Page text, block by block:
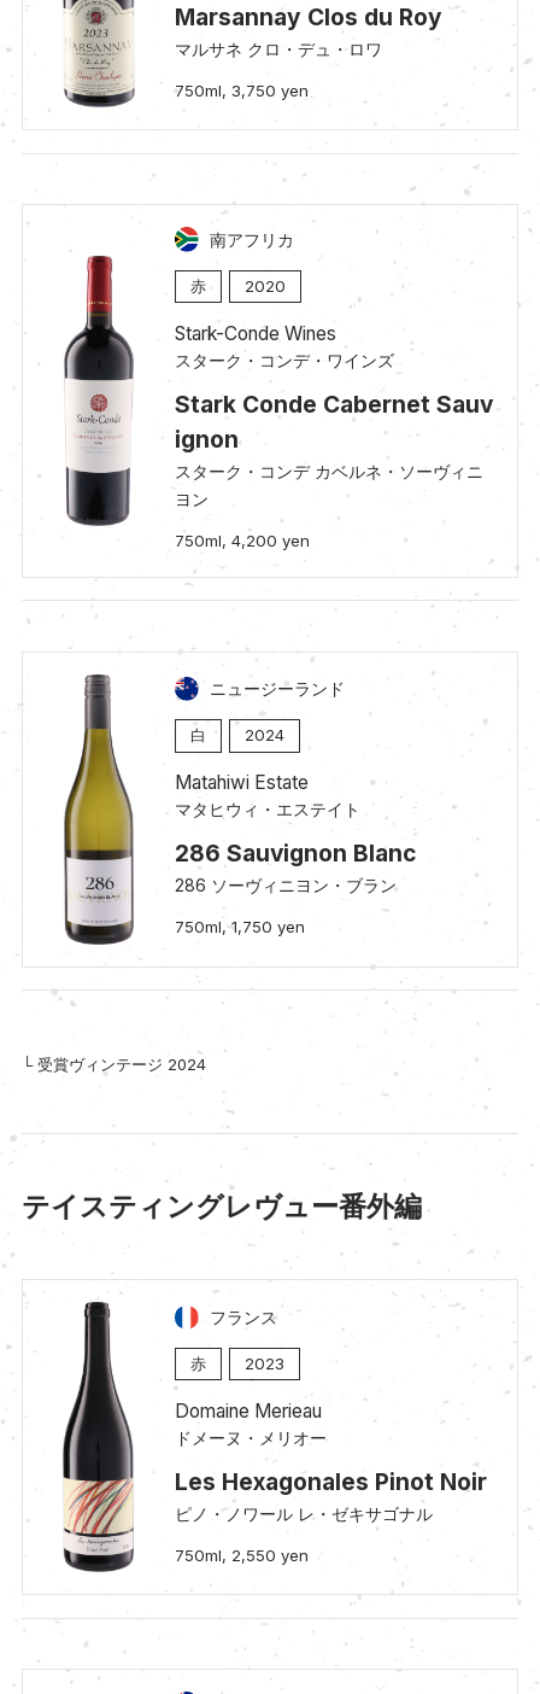
Marsannay Clos du Roy
マルサネ クロ・デュ・ロワ
750ml, 3,750 yen
南アフリカ
赤 2020
Stark-Conde Wines
スターク・コンデ・ワインズ
Stark Conde Cabernet Sauv
ignon
スターク・コンデ カベルネ・ソーヴィニ
ヨン
750ml, 4,200 yen
ニュージーランド
白 2024
Matahiwi Estate
マタヒウィ・エステイト
286 Sauvignon Blanc
286 ソーヴィニヨン・ブラン
750ml, 1,750 yen
└ 受賞ヴィンテージ 2024
テイスティングレヴュー番外編
フランス
赤 2023
Domaine Merieau
ドメーヌ・メリオー
Les Hexagonales Pinot Noir
ピノ・ノワール レ・ゼキサゴナル
750ml, 2,550 yen